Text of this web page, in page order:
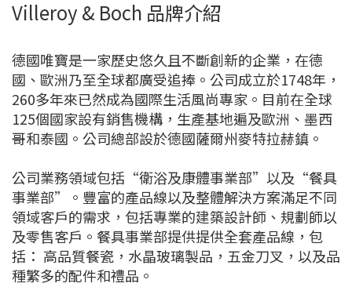
Villeroy & Boch 品牌介紹
德國唯寶是一家歷史悠久且不斷創新的企業，在德
國、歐洲乃至全球都廣受追捧。公司成立於1748年，
260多年來已然成為國際生活風尚專家。目前在全球
125個國家設有銷售機構，生產基地遍及歐洲、墨西
哥和泰國。公司總部設於德國薩爾州麥特拉赫鎮。
公司業務領域包括“衛浴及康體事業部”以及“餐具
事業部”。豐富的產品線以及整體解決方案滿足不同
領域客戶的需求，包括專業的建築設計師、規劃師以
及零售客戶。餐具事業部提供提供全套產品線，包
括： 高品質餐瓷，水晶玻璃製品，五金刀叉，以及品
種繁多的配件和禮品。